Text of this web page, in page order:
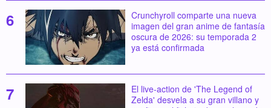
Crunchyroll comparte una nueva
imagen del gran anime de fantasía
oscura de 2026: su temporada 2
ya está confirmada
El live-action de 'The Legend of
Zelda' desvela a su gran villano y